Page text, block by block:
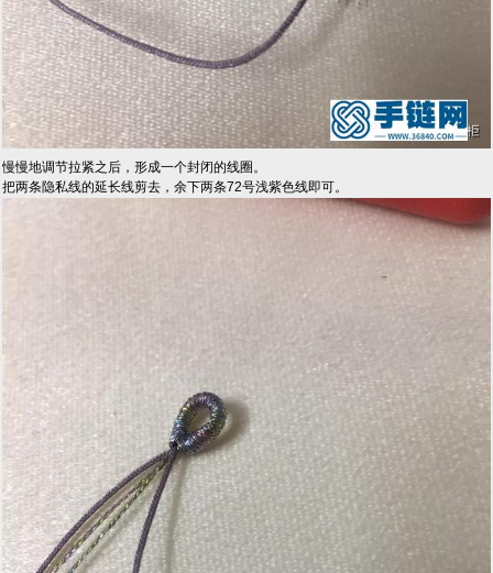
慢慢地调节拉紧之后，形成一个封闭的线圈。
把两条隐私线的延长线剪去，余下两条72号浅紫色线即可。